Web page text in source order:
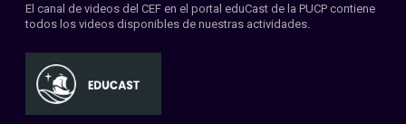
El canal de videos del CEF en el portal eduCast de la PUCP contiene
todos los videos disponibles de nuestras actividades.